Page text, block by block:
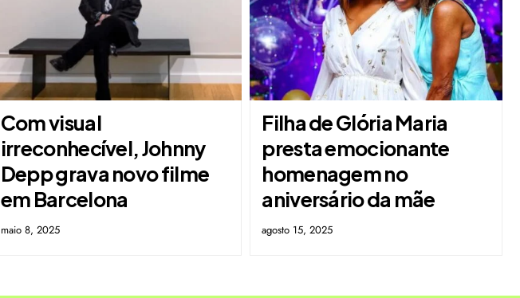
Com visual
irreconhecível, Johnny
Depp grava novo filme
em Barcelona
maio 8, 2025
Filha de Glória Maria
presta emocionante
homenagem no
aniversário da mãe
agosto 15, 2025